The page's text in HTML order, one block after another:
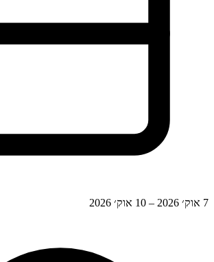
7 אוק׳ 2026 – 10 אוק׳ 2026